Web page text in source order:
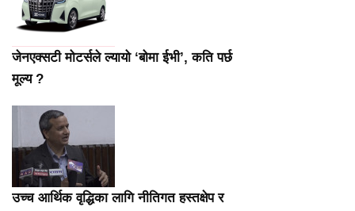
जेनएक्सटी मोटर्सले ल्यायो ‘बोमा ईभी’, कति पर्छ
मूल्य ?
उच्च आर्थिक वृद्धिका लागि नीतिगत हस्तक्षेप र